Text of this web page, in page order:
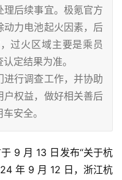
理后续事宜。极氪官方
动力电池起火因素，后
过火区域主要是乘员
定结果为准。
行调查工作，并协助
户权益，做好相关善后
安全。
9 月 13 日发布“关于杭
年 9 月 12 日，浙江杭